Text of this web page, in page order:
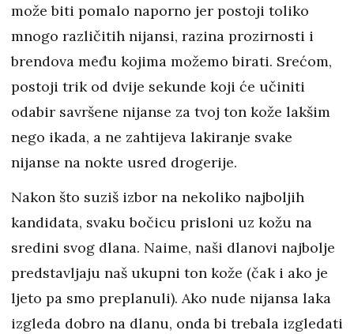
može biti pomalo naporno jer postoji toliko
mnogo različitih nijansi, razina prozirnosti i
brendova među kojima možemo birati. Srećom,
postoji trik od dvije sekunde koji će učiniti
odabir savršene nijanse za tvoj ton kože lakšim
nego ikada, a ne zahtijeva lakiranje svake
nijanse na nokte usred drogerije.
Nakon što suziš izbor na nekoliko najboljih
kandidata, svaku bočicu prisloni uz kožu na
sredini svog dlana. Naime, naši dlanovi najbolje
predstavljaju naš ukupni ton kože (čak i ako je
ljeto pa smo preplanuli). Ako nude nijansa laka
izgleda dobro na dlanu, onda bi trebala izgledati